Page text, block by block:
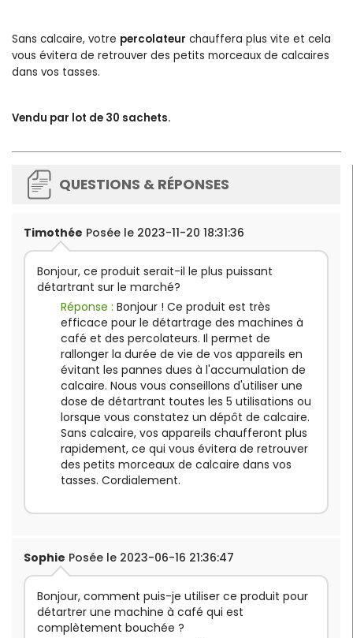
Sans calcaire, votre percolateur chauffera plus vite et cela
vous évitera de retrouver des petits morceaux de calcaires
dans vos tasses.
Vendu par lot de 30 sachets.
QUESTIONS & RÉPONSES
Timothée Posée le 2023-11-20 18:31:36
Bonjour, ce produit serait-il le plus puissant
détartrant sur le marché?
Réponse : Bonjour ! Ce produit est très
efficace pour le détartrage des machines à
café et des percolateurs. Il permet de
rallonger la durée de vie de vos appareils en
évitant les pannes dues à l'accumulation de
calcaire. Nous vous conseillons d'utiliser une
dose de détartrant toutes les 5 utilisations ou
lorsque vous constatez un dépôt de calcaire.
Sans calcaire, vos appareils chaufferont plus
rapidement, ce qui vous évitera de retrouver
des petits morceaux de calcaire dans vos
tasses. Cordialement.
Sophie Posée le 2023-06-16 21:36:47
Bonjour, comment puis-je utiliser ce produit pour
détartrer une machine à café qui est
complètement bouchée ?